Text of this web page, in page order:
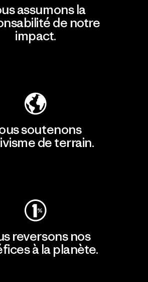
assumons la
de notre
impact.
soutenons
de terrain.
reversons nos
à la planète.